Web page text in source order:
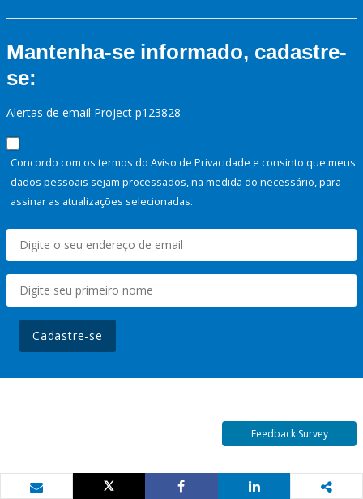
Mantenha-se informado, cadastre-
se:
Alertas de email Project p123828
Concordo com os termos do Aviso de Privacidade e consinto que meus
dados pessoais sejam processados, na medida do necessário, para
assinar as atualizações selecionadas.
Cadastre-se
Feedback Survey